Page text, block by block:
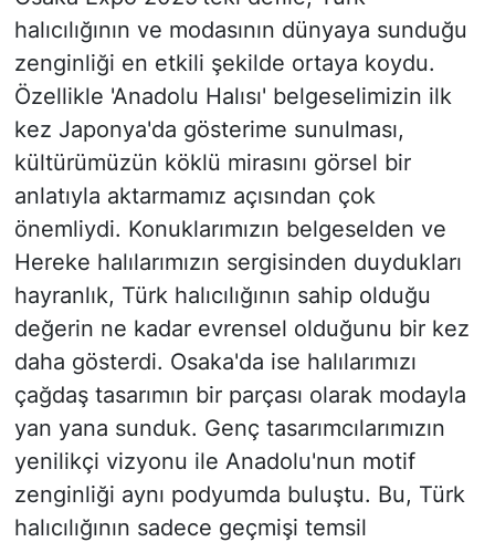
halıcılığının ve modasının dünyaya sunduğu
zenginliği en etkili şekilde ortaya koydu.
Özellikle 'Anadolu Halısı' belgeselimizin ilk
kez Japonya'da gösterime sunulması,
kültürümüzün köklü mirasını görsel bir
anlatıyla aktarmamız açısından çok
önemliydi. Konuklarımızın belgeselden ve
Hereke halılarımızın sergisinden duydukları
hayranlık, Türk halıcılığının sahip olduğu
değerin ne kadar evrensel olduğunu bir kez
daha gösterdi. Osaka'da ise halılarımızı
çağdaş tasarımın bir parçası olarak modayla
yan yana sunduk. Genç tasarımcılarımızın
yenilikçi vizyonu ile Anadolu'nun motif
zenginliği aynı podyumda buluştu. Bu, Türk
halıcılığının sadece geçmişi temsil